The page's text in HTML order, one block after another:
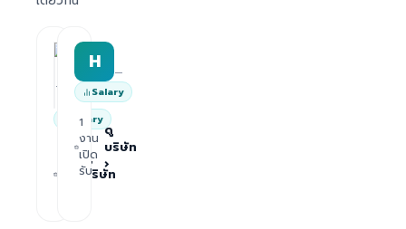
AiROVA AI Consultant
—
Salary
ดู
บริษัท
H —
Salary
1
งาน
เปิด
รับ
ดู
บริษัท
›